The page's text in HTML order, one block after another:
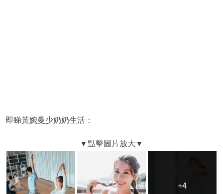
即睇黃婉曼少奶奶生活：
+4
+4